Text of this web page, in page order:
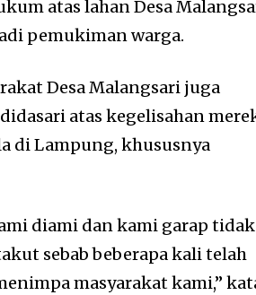
atas lahan Desa
pemukiman warga.
Desa Malangsari juga
atas kegelisahan
di Lampung, khususnya
diami dan kami garap tidak
sebab beberapa kali telah
masyarakat kami,”